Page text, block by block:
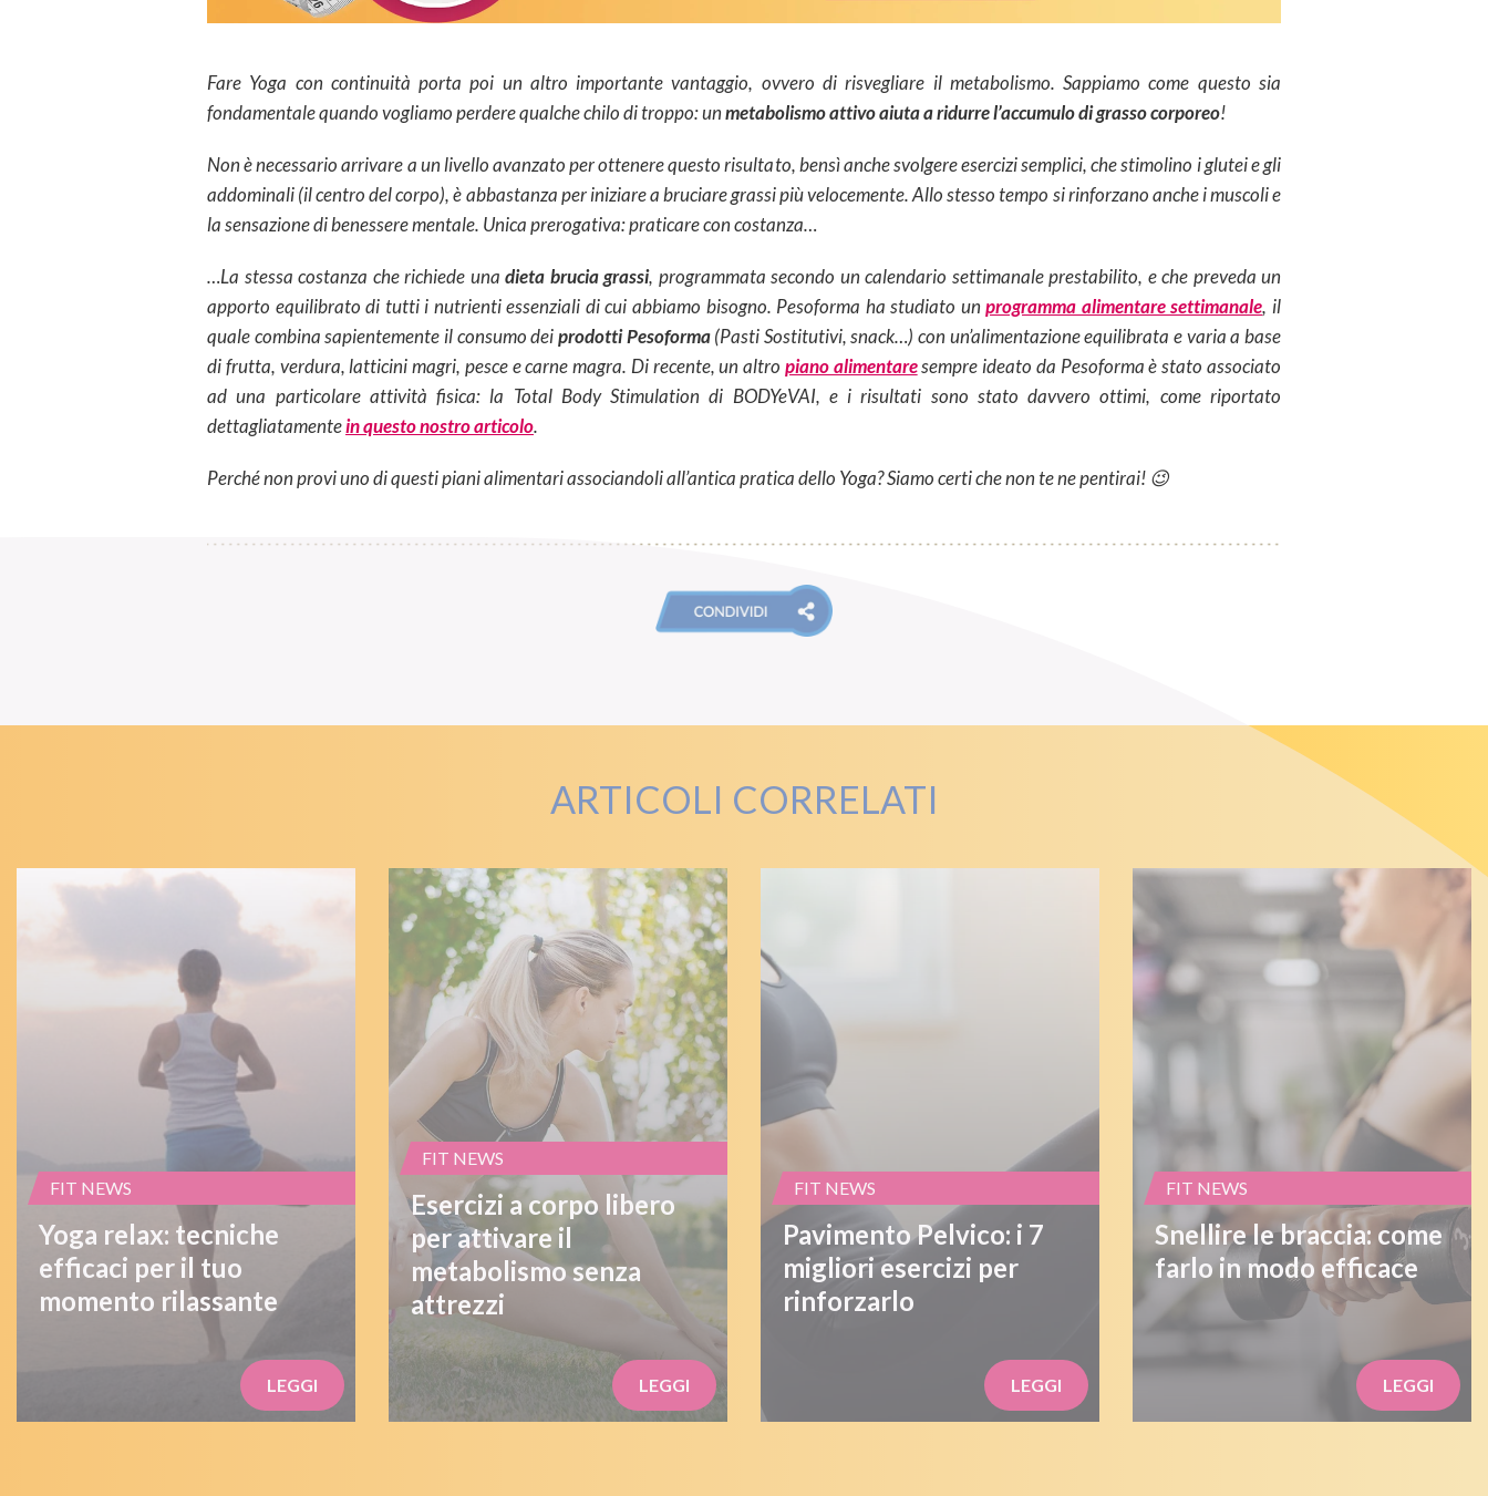
Fare Yoga con continuità porta poi un altro importante vantaggio, ovvero di risvegliare il metabolismo. Sappiamo come questo sia
fondamentale quando vogliamo perdere qualche chilo di troppo: unmetabolismo attivo aiuta a ridurre l’accumulo di grasso corporeo!
Non è necessario arrivare a un livello avanzato per ottenere questo risultato, bensì anche svolgere esercizi semplici, che stimolino i glutei e gli
addominali (il centro del corpo), è abbastanza per iniziare a bruciare grassi più velocemente. Allo stesso tempo si rinforzano anche i muscoli e
la sensazione di benessere mentale. Unica prerogativa: praticare con costanza…
…La stessa costanza che richiede una dieta brucia grassi, programmata secondo un calendario settimanale prestabilito, e che preveda un
apporto equilibrato di tutti i nutrienti essenziali di cui abbiamo bisogno. Pesoforma ha studiato unprogramma alimentare settimanale, il
quale combina sapientemente il consumo deiprodotti Pesoforma(Pasti Sostitutivi, snack…) con un’alimentazione equilibrata e varia a base
di frutta, verdura, latticini magri, pesce e carne magra. Di recente, un altro piano alimentaresempre ideato da Pesoforma è stato associato
ad una particolare attività fisica: la Total Body Stimulation di BODYeVAI, e i risultati sono stato davvero ottimi, come riportato
dettagliatamentein questo nostro articolo.
Perché non provi uno di questi piani alimentari associandoli all’antica pratica dello Yoga? Siamo certi che non te ne pentirai! 😉
ARTICOLI CORRELATI
FIT NEWS
Yoga relax: tecniche
efficaci per il tuo
momento rilassante
LEGGI
FIT NEWS
Esercizi a corpo libero
per attivare il
metabolismo senza
attrezzi
LEGGI
FIT NEWS
Pavimento Pelvico: i 7
migliori esercizi per
rinforzarlo
LEGGI
FIT NEWS
Snellire le braccia: come
farlo in modo efficace
LEGGI